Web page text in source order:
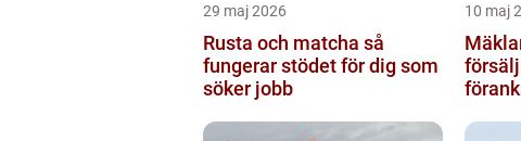
29 maj 2026
Rusta och matcha så
fungerar stödet för dig som
söker jobb
10 maj